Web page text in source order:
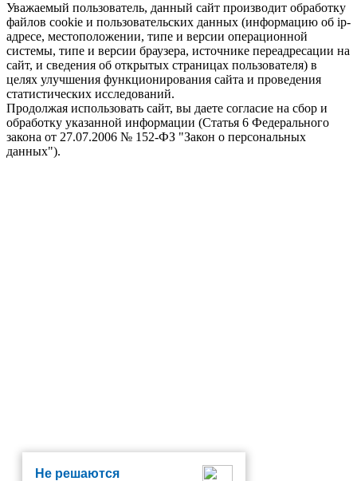
Уважаемый пользователь, данный сайт производит обработку
файлов cookie и пользовательских данных (информацию об ip-
адресе, местоположении, типе и версии операционной
системы, типе и версии браузера, источнике переадресации на
сайт, и сведения об открытых страницах пользователя) в
целях улучшения функционирования сайта и проведения
статистических исследований.
Продолжая использовать сайт, вы даете согласие на сбор и
обработку указанной информации (Статья 6 Федерального
закона от 27.07.2006 № 152-ФЗ "Закон о персональных
данных").
Не решаются